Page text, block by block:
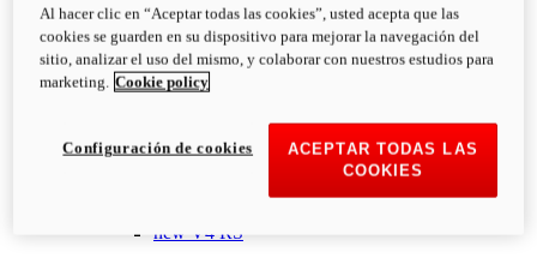
Diavel
V4
Diavel V4
126 NmTorque
223 kg
PESO HÚMEDO SIN
new V4 RS
Al hacer clic en “Aceptar todas las cookies”, usted acepta que las
cookies se guarden en su dispositivo para mejorar la navegación del
sitio, analizar el uso del mismo, y colaborar con nuestros estudios para
marketing. Cookie policy
ACEPTAR TODAS LAS
COOKIES
Configuración de cookies